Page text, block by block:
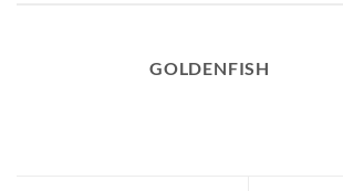
GOLDENFISH